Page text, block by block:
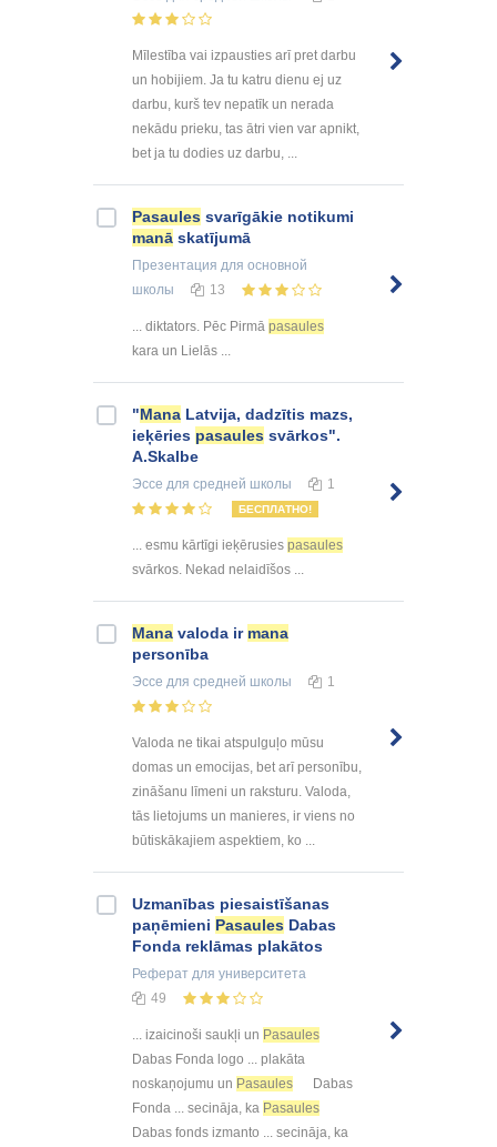
Mīlestība vai izpausties arī pret darbu
un hobijiem. Ja tu katru dienu ej uz
darbu, kurš tev nepatīk un nerada
nekādu prieku, tas ātri vien var apnikt,
bet ja tu dodies uz darbu, ...
Pasaules svarīgākie notikumi
manā skatījumā
Презентация для основной
школы
13
... diktators. Pēc Pirmā pasaules
kara un Lielās ...
"Mana Latvija, dadzītis mazs,
ieķēries pasaules svārkos".
A.Skalbe
Эссе для средней школы 1
БЕСПЛАТНО!
... esmu kārtīgi ieķērusies pasaules
svārkos. Nekad nelaidīšos ...
Mana valoda ir mana
personība
Эссе для средней школы 1
Valoda ne tikai atspulguļo mūsu
domas un emocijas, bet arī personību,
zināšanu līmeni un raksturu. Valoda,
tās lietojums un manieres, ir viens no
būtiskākajiem aspektiem, ko ...
Uzmanības piesaistīšanas
paņēmieni Pasaules Dabas
Fonda reklāmas plakātos
Реферат для университета
49
... izaicinoši saukļi un Pasaules
Dabas Fonda logo ... plakāta
noskaņojumu un Pasaules
Dabas
Fonda ... secināja, ka Pasaules
Dabas fonds izmanto ... secināja, ka